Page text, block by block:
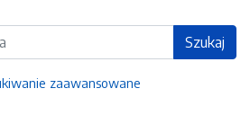
Szukaj
zaawansowane